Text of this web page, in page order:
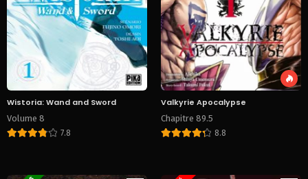
Wistoria: Wand and Sword
Volume 8
7.8
Valkyrie Apocalypse
Chapitre 89.5
8.8